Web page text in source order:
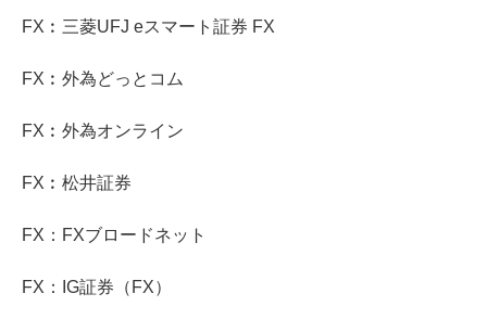
FX︰三菱UFJ eスマート証券 FX
FX︰外為どっとコム
FX︰外為オンライン
FX︰松井証券
FX：FXブロードネット
FX：IG証券（FX）